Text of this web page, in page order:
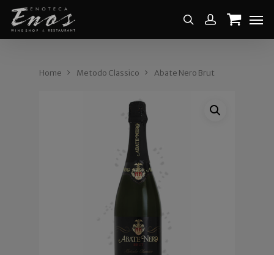
Home Metodo Classico Abate Nero Brut